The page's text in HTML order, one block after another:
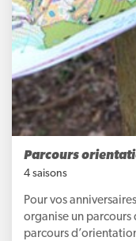
Parcours
4 saisons
Pour vos
organise un parcours
parcours